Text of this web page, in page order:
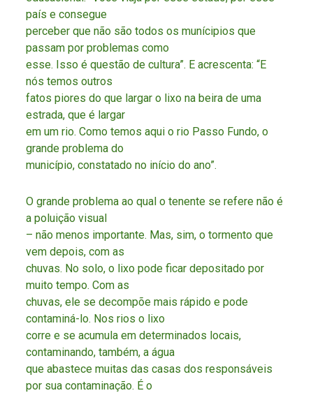
país e consegue
perceber que não são todos os munícipios que
passam por problemas como
esse. Isso é questão de cultura”. E acrescenta: “E
nós temos outros
fatos piores do que largar o lixo na beira de uma
estrada, que é largar
em um rio. Como temos aqui o rio Passo Fundo, o
grande problema do
município, constatado no início do ano”.
O grande problema ao qual o tenente se refere não é
a poluição visual
– não menos importante. Mas, sim, o tormento que
vem depois, com as
chuvas. No solo, o lixo pode ficar depositado por
muito tempo. Com as
chuvas, ele se decompõe mais rápido e pode
contaminá-lo. Nos rios o lixo
corre e se acumula em determinados locais,
contaminando, também, a água
que abastece muitas das casas dos responsáveis
por sua contaminação. É o